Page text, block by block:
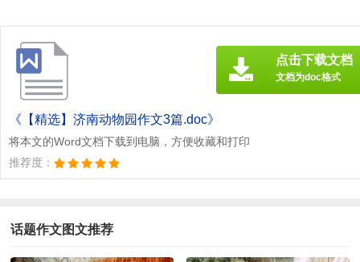
《【精选】济南动物园作文3篇.doc》
将本文的Word文档下载到电脑，方便收藏和打印
推荐度：
点击下载文档
文档为doc格式
话题作文图文推荐